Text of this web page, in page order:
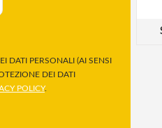
DATI PERSONALI (AI SENSI
DEI DATI
POLICY.